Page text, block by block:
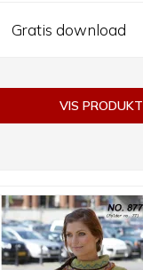
Gratis download
VIS PRODUKT